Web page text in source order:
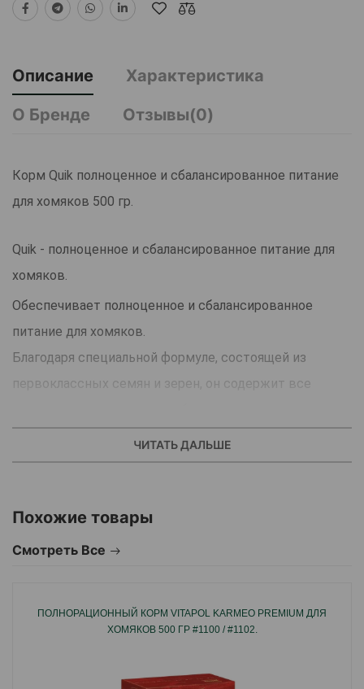
Описание
Характеристика
О Бренде
Отзывы(0)
Корм Quik полноценное и сбалансированное питание
для хомяков 500 гр.
Quik - полноценное и сбалансированное питание для
хомяков.
Обеспечивает полноценное и сбалансированное
питание для хомяков.
Благодаря специальной формуле, состоящей из
первоклассных семян и зерен, он содержит все
Он разработан ветеринарами и диетологами с учетом
вкусов хомяков.
годности благодаря специальной технологии упаковки
и материалам.
ЧИТАТЬ ДАЛЬШЕ
Похожие товары
Смотреть Все
ПОЛНОРАЦИОННЫЙ КОРМ VITAPOL KARMEO PREMIUM ДЛЯ
ХОМЯКОВ 500 ГР #1100 / #1102.